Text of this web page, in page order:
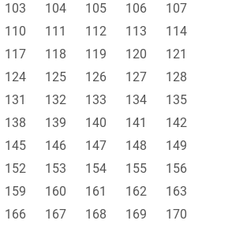
103 104 105 106
107
110 111 112 113
114
117 118 119 120
121
124 125 126 127
128
131 132 133 134
135
138 139 140 141
142
145 146 147 148
149
152 153 154 155
156
159 160 161 162
163
166 167 168 169
170